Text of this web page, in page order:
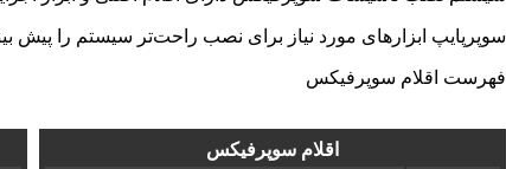
سوپرپایپ ابزار‌های مورد نیاز برای نصب راحت‌تر سیستم را پیش
فهرست اقلام سوپرفیکس
اقلام سوپرفیکس